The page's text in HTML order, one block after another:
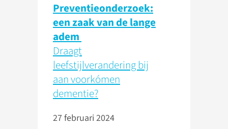
Preventieonderzoek:
een zaak van de lange
adem
Draagt
leefstijlverandering bij
aan voorkómen
dementie?
27 februari 2024